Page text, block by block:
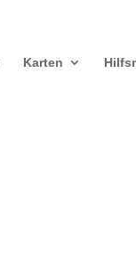
Karten